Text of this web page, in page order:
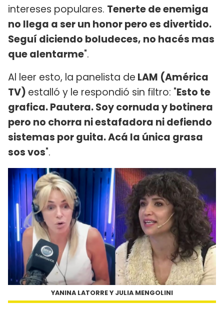
intereses populares. Tenerte de enemiga
no llega a ser un honor pero es divertido.
Seguí diciendo boludeces, no hacés mas
que alentarme".
Al leer esto, la panelista de LAM (América
TV) estalló y le respondió sin filtro: "Esto te
grafica. Pautera. Soy cornuda y botinera
pero no chorra ni estafadora ni defiendo
sistemas por guita. Acá la única grasa
sos vos".
YANINA LATORRE Y JULIA MENGOLINI